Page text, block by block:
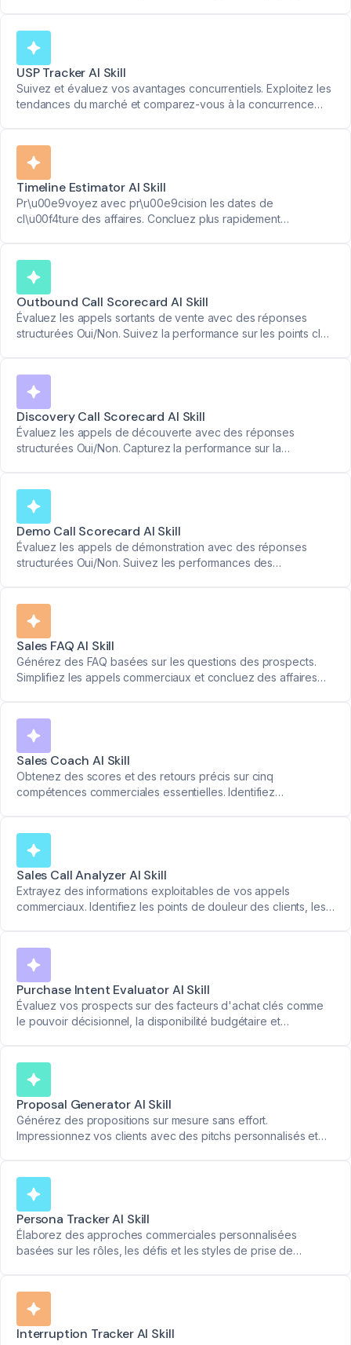
USP Tracker AI Skill
Suivez et évaluez vos avantages concurrentiels. Exploitez les
tendances du marché et comparez-vous à la concurrence
Timeline Estimator AI Skill
Pr\u00e9voyez avec pr\u00e9cision les dates de
cl\u00f4ture des affaires. Concluez plus rapidement
Outbound Call Scorecard AI Skill
Évaluez les appels sortants de vente avec des réponses
structurées Oui/Non. Suivez la performance sur les points clés
Discovery Call Scorecard AI Skill
Évaluez les appels de découverte avec des réponses
structurées Oui/Non. Capturez la performance sur la
Demo Call Scorecard AI Skill
Évaluez les appels de démonstration avec des réponses
structurées Oui/Non. Suivez les performances des
clés.
Sales FAQ AI Skill
Générez des FAQ basées sur les questions des prospects.
Simplifiez les appels commerciaux et concluez des affaires
Sales Coach AI Skill
Obtenez des scores et des retours précis sur cinq
compétences commerciales essentielles. Identifiez
Sales Call Analyzer AI Skill
Extrayez des informations exploitables de vos appels
commerciaux. Identifiez les points de douleur des clients, les
Purchase Intent Evaluator AI Skill
Évaluez vos prospects sur des facteurs d'achat clés comme
le pouvoir décisionnel, la disponibilité budgétaire et
Proposal Generator AI Skill
Générez des propositions sur mesure sans effort.
Impressionnez vos clients avec des pitchs personnalisés et
Persona Tracker AI Skill
Élaborez des approches commerciales personnalisées
basées sur les rôles, les défis et les styles de prise de
Interruption Tracker AI Skill